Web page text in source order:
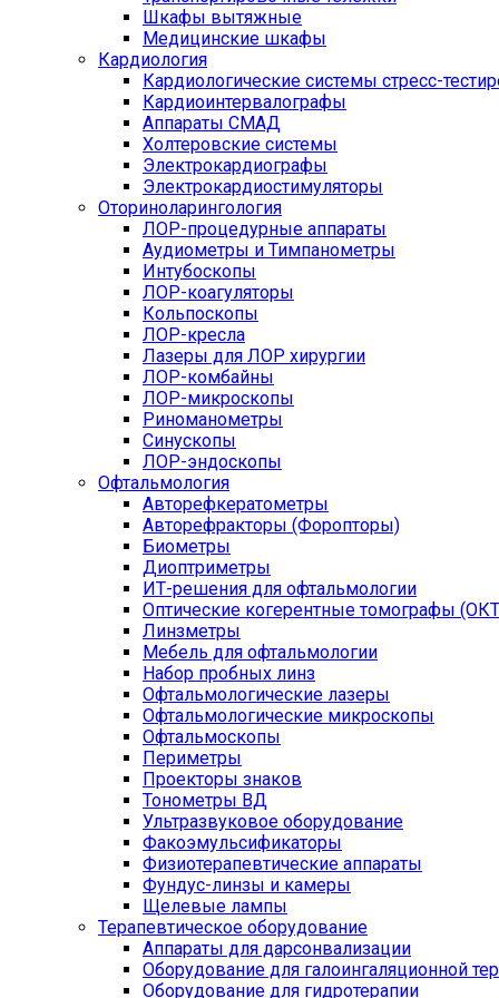
Шкафы вытяжные
Медицинские шкафы
Кардиология
Кардиологические системы стресс-
Кардиоинтервалографы
Аппараты СМАД
Холтеровские системы
Электрокардиографы
Электрокардиостимуляторы
Оториноларингология
ЛОР-процедурные аппараты
Аудиометры и Тимпанометры
Интубоскопы
ЛОР-коагуляторы
Кольпоскопы
ЛОР-кресла
Лазеры для ЛОР хирургии
ЛОР-комбайны
ЛОР-микроскопы
Риноманометры
Синускопы
ЛОР-эндоскопы
Офтальмология
Авторефкератометры
Авторефракторы (Форопторы)
Биометры
Диоптриметры
ИТ-решения для офтальмологии
Оптические когерентные томографы
Линзметры
Мебель для офтальмологии
Набор пробных линз
Офтальмологические лазеры
Офтальмологические микроскопы
Офтальмоскопы
Периметры
Проекторы знаков
Тонометры ВД
Ультразвуковое оборудование
Факоэмульсификаторы
Физиотерапевтические аппараты
Фундус-линзы и камеры
Щелевые лампы
Терапевтическое оборудование
Аппараты для дарсонвализации
Оборудование для галоингаляционной
Оборудование для гидротерапии